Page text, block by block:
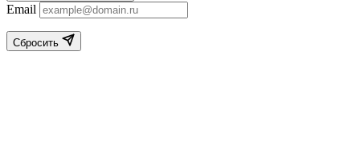
Email
Сбросить